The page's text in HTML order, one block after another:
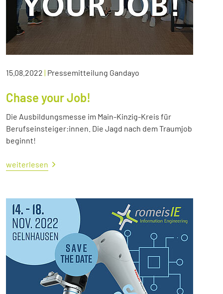
15.08.2022 | Pressemitteilung Gandayo
Chase your Job!
Die Ausbildungsmesse im Main-Kinzig-Kreis für
Berufseinsteiger:innen. Die Jagd nach dem Traumjob
beginnt!
weiterlesen